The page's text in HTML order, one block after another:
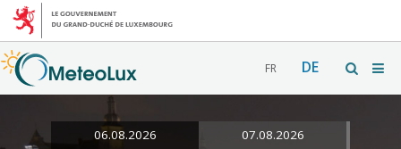
FR DE
06.08.2026 07.08.2026